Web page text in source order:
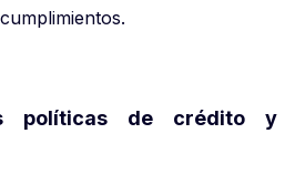
políticas de crédito y